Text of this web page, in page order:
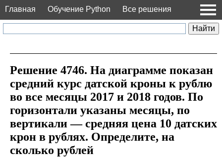
Главная Обучение Python Все решения
Решение 4746. На диаграмме показан
средний курс датской кроны к рублю
во все месяцы 2017 и 2018 годов. По
горизонтали указаны месяцы, по
вертикали — средняя цена 10 датских
крон в рублях. Определите, на
сколько рублей